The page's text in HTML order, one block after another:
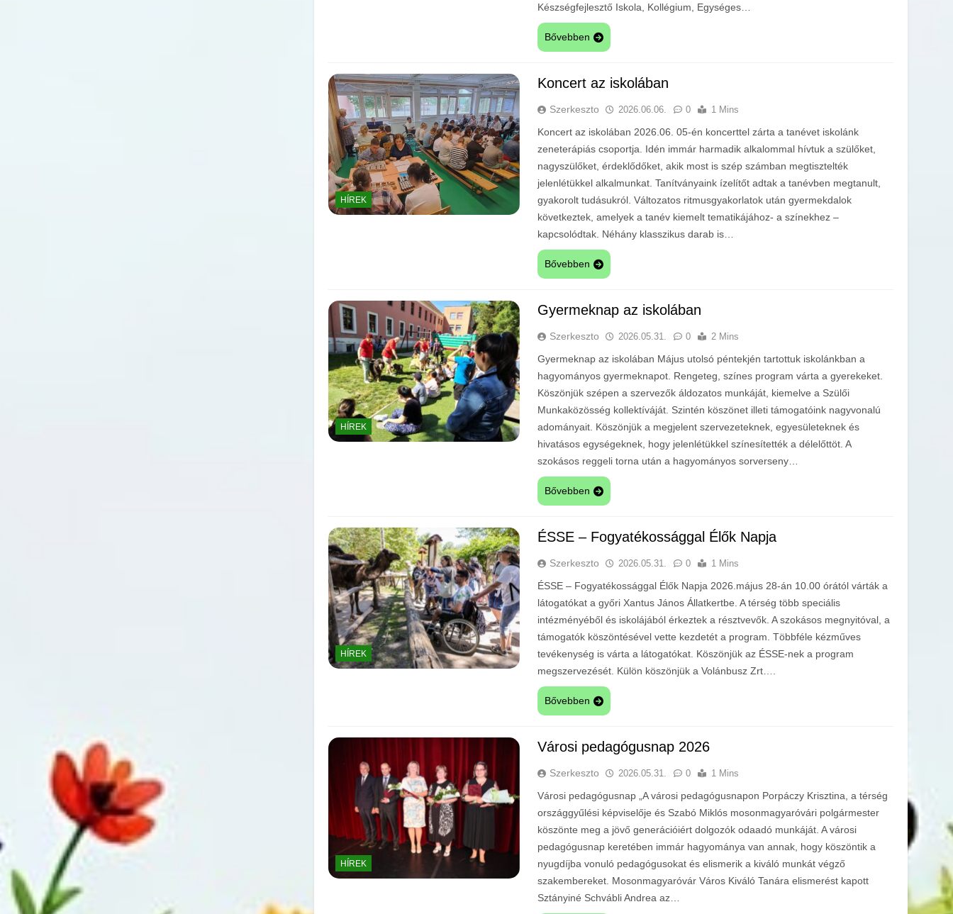
Készségfejlesztő Iskola, Kollégium, Egységes…
Bővebben
HÍREK
Koncert az iskolában
Szerkeszto 2026.06.06. 0 1 Mins
Koncert az iskolában 2026.06. 05-én koncerttel zárta a tanévet iskolánk
zeneterápiás csoportja. Idén immár harmadik alkalommal hívtuk a szülőket,
nagyszülőket, érdeklődőket, akik most is szép számban megtisztelték
jelenlétükkel alkalmunkat. Tanítványaink ízelítőt adtak a tanévben megtanult,
gyakorolt tudásukról. Változatos ritmusgyakorlatok után gyermekdalok
következtek, amelyek a tanév kiemelt tematikájához- a színekhez –
kapcsolódtak. Néhány klasszikus darab is…
Bővebben
HÍREK
Gyermeknap az iskolában
Szerkeszto 2026.05.31. 0 2 Mins
Gyermeknap az iskolában Május utolsó péntekjén tartottuk iskolánkban a
hagyományos gyermeknapot. Rengeteg, színes program várta a gyerekeket.
Köszönjük szépen a szervezők áldozatos munkáját, kiemelve a Szülői
Munkaközösség kollektíváját. Szintén köszönet illeti támogatóink nagyvonalú
adományait. Köszönjük a megjelent szervezeteknek, egyesületeknek és
hivatásos egységeknek, hogy jelenlétükkel színesítették a délelőttöt. A
szokásos reggeli torna után a hagyományos sorverseny…
Bővebben
HÍREK
ÉSSE – Fogyatékossággal Élők Napja
Szerkeszto 2026.05.31. 0 1 Mins
ÉSSE – Fogyatékossággal Élők Napja 2026.május 28-án 10.00 órától várták a
látogatókat a győri Xantus János Állatkertbe. A térség több speciális
intézményéből és iskolájából érkeztek a résztvevők. A szokásos megnyitóval, a
támogatók köszöntésével vette kezdetét a program. Többféle kézműves
tevékenység is várta a látogatókat. Köszönjük az ÉSSE-nek a program
megszervezését. Külön köszönjük a Volánbusz Zrt….
Bővebben
HÍREK
Városi pedagógusnap 2026
Szerkeszto 2026.05.31. 0 1 Mins
Városi pedagógusnap „A városi pedagógusnapon Porpáczy Krisztina, a térség
országgyűlési képviselője és Szabó Miklós mosonmagyaróvári polgármester
köszönte meg a jövő generációiért dolgozók odaadó munkáját. A városi
pedagógusnap keretében immár hagyománya van annak, hogy köszöntik a
nyugdíjba vonuló pedagógusokat és elismerik a kiváló munkát végző
szakembereket. Mosonmagyaróvár Város Kiváló Tanára elismerést kapott
Sztányiné Schvábli Andrea az…